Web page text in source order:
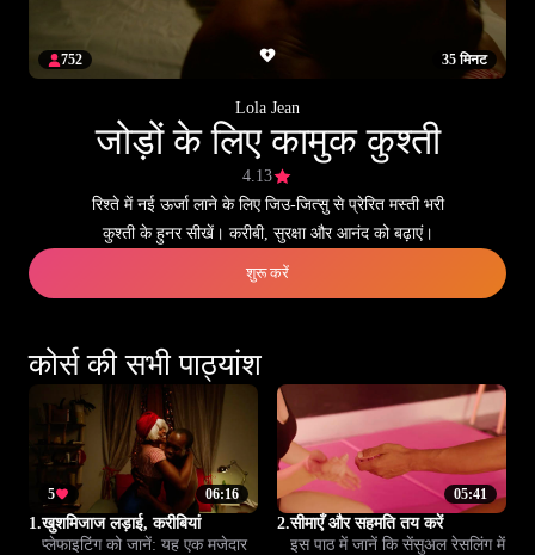
35 मिनट
752
Lola Jean
जोड़ों के लिए कामुक कुश्ती
4.13
रिश्ते में नई ऊर्जा लाने के लिए जिउ-जित्सु से प्रेरित मस्ती भरी
कुश्ती के हुनर सीखें। करीबी, सुरक्षा और आनंद को बढ़ाएं।
शुरू करें
कोर्स की सभी पाठ्यांश
06:16
5
1.खुशमिजाज लड़ाई, करीबियां
प्लेफाइटिंग को जानें: यह एक मजेदार
05:41
2.सीमाएँ और सहमति तय करें
इस पाठ में जानें कि सेंसुअल रेसलिंग में